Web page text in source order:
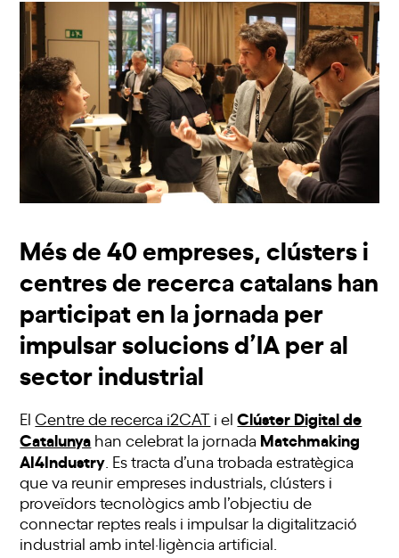
Més de 40 empreses, clústers i
centres de recerca catalans han
participat en la jornada per
impulsar solucions d’IA per al
sector industrial
ElCentre de recerca i2CAT i elClúster Digital de
Catalunya han celebrat la jornada Matchmaking
AI4Industry . Es tracta d’una trobada estratègica
que va reunir empreses industrials, clústers i
proveïdors tecnològics amb l’objectiu de
connectar reptes reals i impulsar la digitalització
industrial amb intel·ligència artificial.